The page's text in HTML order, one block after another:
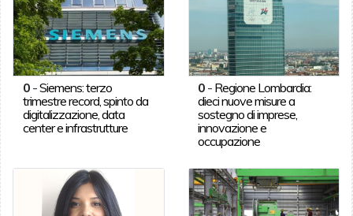
0-Siemens: terzo
trimestre record, spinto da
digitalizzazione, data
center e infrastrutture
0 - Regione Lombardia:
dieci nuove misure a
sostegno di imprese,
innovazione e
occupazione